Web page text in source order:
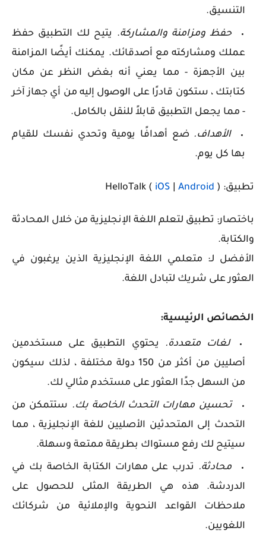
التنسيق.
حفظ ومزامنة والمشاركة. يتيح لك التطبيق حفظ
عملك ومشاركته مع أصدقائك. يمكنك أيضًا المزامنة
بين الأجهزة - مما يعني أنه بغض النظر عن مكان
كتابتك ، ستكون قادرًا على الوصول إليه من أي جهاز آخر
- مما يجعل التطبيق قابلاً للنقل بالكامل.
الأهداف. ضع أهدافًا يومية وتحدي نفسك للقيام
بها كل يوم.
تطبيق: HelloTalk ( iOS Android )
باختصار: تطبيق لتعلم اللغة الإنجليزية من خلال المحادثة
والكتابة.
الأفضل لـ: متعلمي اللغة الإنجليزية الذين يرغبون في
العثور على شريك لتبادل اللغة.
الخصائص الرئيسية:
لغات متعددة. يحتوي التطبيق على مستخدمين
أصليين من أكثر من 150 دولة مختلفة ، لذلك سيكون
من السهل جدًا العثور على مستخدم مثالي لك.
تحسين مهارات التحدث الخاصة بك. ستتمكن من
التحدث إلى المتحدثين الأصليين للغة الإنجليزية ، مما
سيتيح لك رفع مستواك بطريقة ممتعة وسهلة.
محادثة. تدرب على مهارات الكتابة الخاصة بك في
الدردشة. هذه هي الطريقة المثلى للحصول على
ملاحظات القواعد النحوية والإملائية من شركائك
اللغويين.